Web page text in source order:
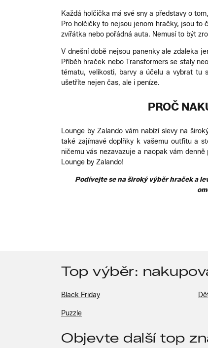
Každá holčička má své sny a představy o
Pro holčičky to nejsou jenom hračky, jsou to
zvířátka nebo pořádná auta. Nemusí to být
V dnešní době nejsou panenky ale zdaleka
Příběh hraček nebo Transformers se staly
tématu, velikosti, barvy a účelu a vybrat tu
ušetříte nejen čas, ale i peníze.
PROČ
Lounge by Zalando vám nabízí slevy na
také zajímavé doplňky k vašemu outfitu a
ničemu vás nezavazuje a naopak vám
Lounge by Zalando!
Podívejte se na široký výběr hraček a
Top výběr:
Black Friday
Puzzle
Objevte další top